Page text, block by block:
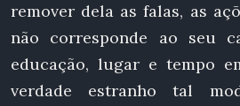
remover dela as falas, as
não corresponde ao seu
educação, lugar e tempo
verdade estranho tal